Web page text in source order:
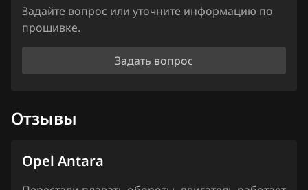
Hawtai
Hummer
Hyundai
0261208782_96991580
0261208782_96991581
0261208782_96991582
0261208782_96991584
0261208782_96995703
Задайте вопрос или уточните информацию по
прошивке.
Задать вопрос
Отзывы
Opel Antara